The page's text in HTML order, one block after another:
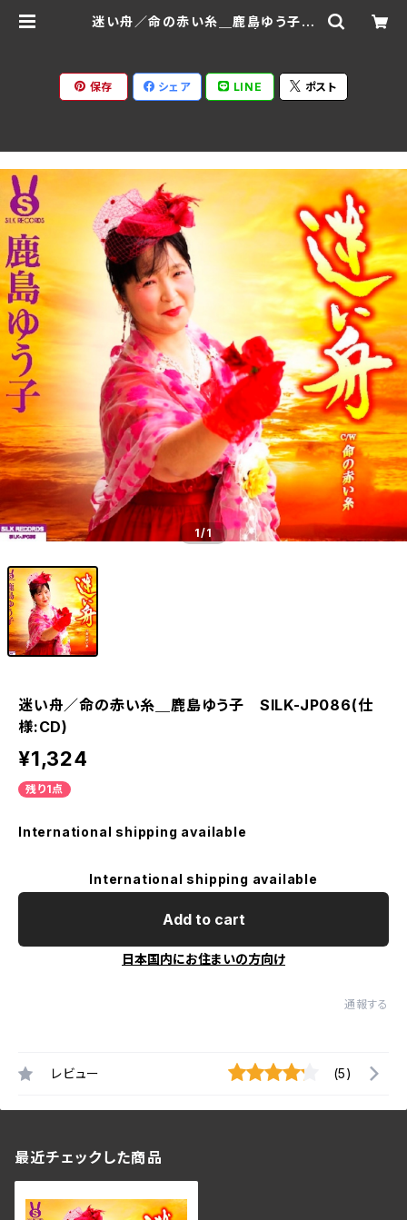
迷い舟／命の赤い糸＿鹿島ゆう子
保存 シェア LINE ポスト
1/1
迷い舟／命の赤い糸＿鹿島ゆう子 SILK-JP086(仕
様:CD)
¥1,324
残り1点
International shipping available
International shipping available
Add to cart
日本国内にお住まいの方向け
通報する
レビュー (5)
最近チェックした商品